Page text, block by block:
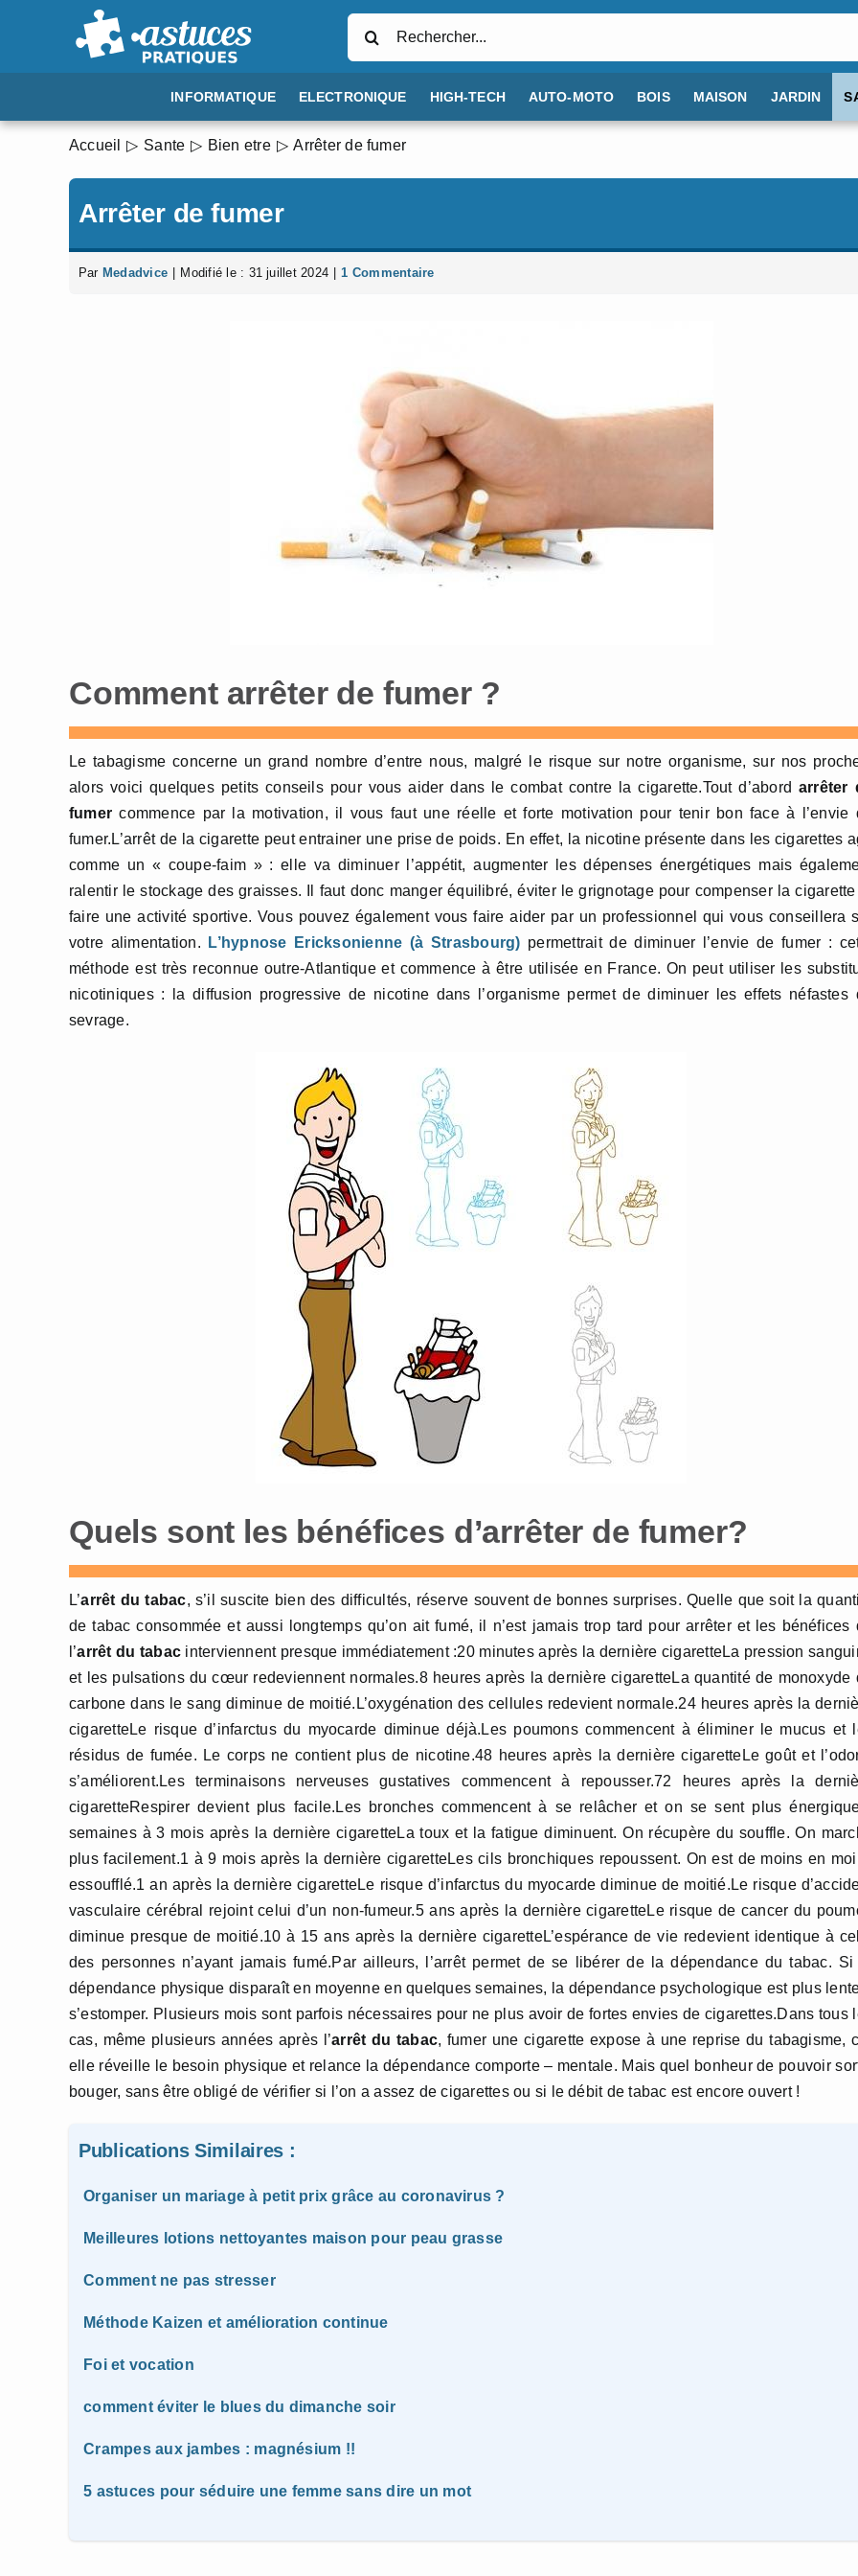
INFORMATIQUE ELECTRONIQUE HIGH-TECH AUTO-MOTO BOIS MAISON JARDIN
Accueil Sante Bien etre Arrêter de fumer
Arrêter de fumer
Par Medadvice Modifié le : 31 juillet 2024 1 Commentaire
Comment arrêter de fumer ?
Le tabagisme concerne un grand nombre d’entre nous, malgré le risque sur notre organisme, sur nos
alors voici quelques petits conseils pour vous aider dans le combat contre la cigarette.Tout d’abord arrêter
fumer commence par la motivation, il vous faut une réelle et forte motivation pour tenir bon face à l’envie
fumer.L’arrêt de la cigarette peut entrainer une prise de poids. En effet, la nicotine présente dans les cigarettes
comme un « coupe-faim » : elle va diminuer l’appétit, augmenter les dépenses énergétiques mais
ralentir le stockage des graisses. Il faut donc manger équilibré, éviter le grignotage pour compenser la
faire une activité sportive. Vous pouvez également vous faire aider par un professionnel qui vous conseillera
votre alimentation.
L’hypnose Ericksonienne (à Strasbourg) permettrait de diminuer l’envie de fumer :
méthode est très reconnue outre-Atlantique et commence à être utilisée en France. On peut utiliser les
nicotiniques : la diffusion progressive de nicotine dans l’organisme permet de diminuer les effets néfastes
sevrage.
Quels sont les bénéfices d’arrêter de fumer?
L’arrêt du tabac, s’il suscite bien des difficultés, réserve souvent de bonnes surprises. Quelle que soit la
de tabac consommée et aussi longtemps qu’on ait fumé, il n’est jamais trop tard pour arrêter et les bénéfices
l’arrêt du tabac interviennent presque immédiatement :20 minutes après la dernière cigaretteLa pression
et les pulsations du cœur redeviennent normales.8 heures après la dernière cigaretteLa quantité de monoxyde
carbone dans le sang diminue de moitié.L’oxygénation des cellules redevient normale.24 heures après la
cigaretteLe risque d’infarctus du myocarde diminue déjà.Les poumons commencent à éliminer le mucus et
résidus de fumée. Le corps ne contient plus de nicotine.48 heures après la dernière cigaretteLe goût et
s’améliorent.Les terminaisons nerveuses gustatives commencent à repousser.72 heures après la
cigaretteRespirer devient plus facile.Les bronches commencent à se relâcher et on se sent plus
semaines à 3 mois après la dernière cigaretteLa toux et la fatigue diminuent. On récupère du souffle. On
plus facilement.1 à 9 mois après la dernière cigaretteLes cils bronchiques repoussent. On est de moins en
essoufflé.1 an après la dernière cigaretteLe risque d’infarctus du myocarde diminue de moitié.Le risque
vasculaire cérébral rejoint celui d’un non-fumeur.5 ans après la dernière cigaretteLe risque de cancer du
diminue presque de moitié.10 à 15 ans après la dernière cigaretteL’espérance de vie redevient identique à
des personnes n’ayant jamais fumé.Par ailleurs, l’arrêt permet de se libérer de la dépendance du tabac. Si
dépendance physique disparaît en moyenne en quelques semaines, la dépendance psychologique est plus
s’estomper. Plusieurs mois sont parfois nécessaires pour ne plus avoir de fortes envies de cigarettes.Dans tous
cas, même plusieurs années après l’arrêt du tabac, fumer une cigarette expose à une reprise du tabagisme,
elle réveille le besoin physique et relance la dépendance comporte – mentale. Mais quel bonheur de pouvoir
bouger, sans être obligé de vérifier si l’on a assez de cigarettes ou si le débit de tabac est encore ouvert !
Publications Similaires :
Organiser un mariage à petit prix grâce au coronavirus ?
Meilleures lotions nettoyantes maison pour peau grasse
Comment ne pas stresser
Méthode Kaizen et amélioration continue
Foi et vocation
comment éviter le blues du dimanche soir
Crampes aux jambes : magnésium !!
5 astuces pour séduire une femme sans dire un mot